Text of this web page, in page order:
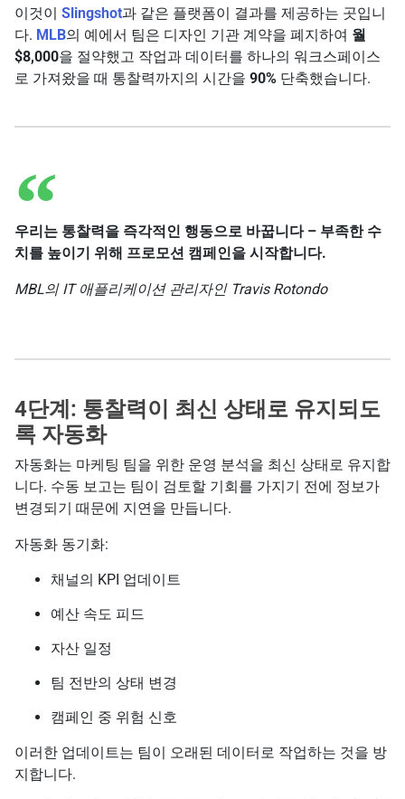
이것이 Slingshot과 같은 플랫폼이 결과를 제공하는 곳입니
다. MLB의 예에서 팀은 디자인 기관 계약을 폐지하여 월
$8,000을 절약했고 작업과 데이터를 하나의 워크스페이스
로 가져왔을 때 통찰력까지의 시간을 90% 단축했습니다.
우리는 통찰력을 즉각적인 행동으로 바꿉니다 – 부족한 수
치를 높이기 위해 프로모션 캠페인을 시작합니다.
MBL의 IT 애플리케이션 관리자인 Travis Rotondo
4단계: 통찰력이 최신 상태로 유지되도
록 자동화
자동화는 마케팅 팀을 위한 운영 분석을 최신 상태로 유지합
니다. 수동 보고는 팀이 검토할 기회를 가지기 전에 정보가
변경되기 때문에 지연을 만듭니다.
자동화 동기화:
채널의 KPI 업데이트
예산 속도 피드
자산 일정
팀 전반의 상태 변경
캠페인 중 위험 신호
이러한 업데이트는 팀이 오래된 데이터로 작업하는 것을 방
지합니다.